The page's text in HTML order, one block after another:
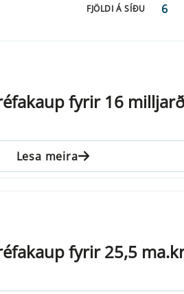
FJÖLDI Á SÍÐU 6
fyrir 16
Lesa meira
fyrir 25,5